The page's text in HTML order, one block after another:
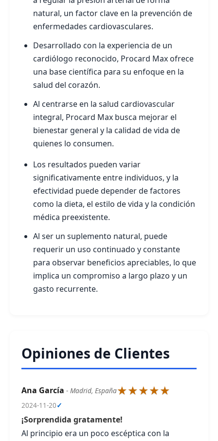
natural, un factor clave en la prevención de
enfermedades cardiovasculares.
Desarrollado con la experiencia de un
cardiólogo reconocido, Procard Max ofrece
una base científica para su enfoque en la
salud del corazón.
Al centrarse en la salud cardiovascular
integral, Procard Max busca mejorar el
bienestar general y la calidad de vida de
quienes lo consumen.
Los resultados pueden variar
significativamente entre individuos, y la
efectividad puede depender de factores
como la dieta, el estilo de vida y la condición
médica preexistente.
Al ser un suplemento natural, puede
requerir un uso continuado y constante
para observar beneficios apreciables, lo que
implica un compromiso a largo plazo y un
gasto recurrente.
Opiniones de Clientes
Ana García - Madrid, España★★★★★
2024-11-20✓
¡Sorprendida gratamente!
Al principio era un poco escéptica con la